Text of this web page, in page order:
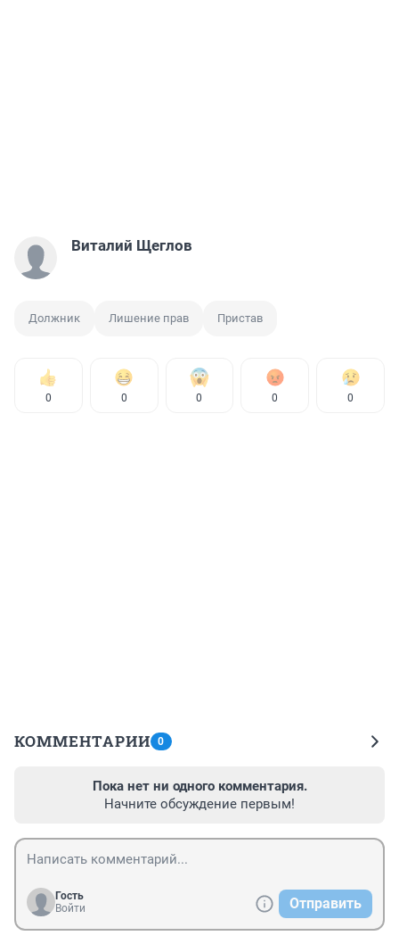
Виталий Щеглов
Должник Лишение прав Пристав
0 0 0 0 0
КОММЕНТАРИИ 0
Пока нет ни одного комментария.
Начните обсуждение первым!
Гость
Войти
Отправить